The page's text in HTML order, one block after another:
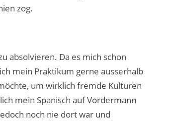
zog.
absolvieren. Da es mich schon
mein Praktikum gerne ausserhalb
um wirklich fremde Kulturen
mein Spanisch auf Vordermann
noch nie dort war und